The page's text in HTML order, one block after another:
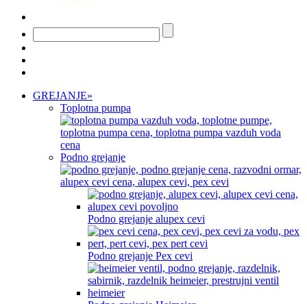
GREJANJE»
Toplotna pumpa
Podno grejanje
Podno grejanje alupex cevi
Podno grejanje Pex cevi